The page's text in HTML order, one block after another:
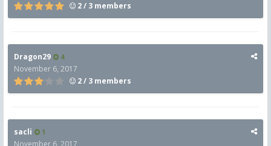
2 / 3 members
Dragon29 4
November 6, 2017
2 / 3 members
sacli 1